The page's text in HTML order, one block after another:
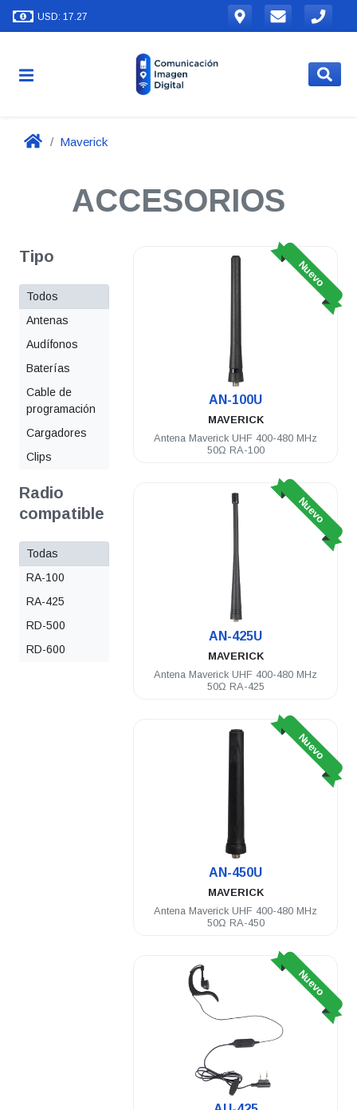
USD: 17.27
Maverick
ACCESORIOS
Tipo
Todos
Antenas
Audífonos
Baterías
Cable de
programación
Cargadores
Clips
Radio
compatible
Todas
RA-100
RA-425
RD-500
RD-600
Nuevo
AN-100U
MAVERICK
Antena Maverick UHF 400-480 MHz
50Ω RA-100
Nuevo
AN-425U
MAVERICK
Antena Maverick UHF 400-480 MHz
50Ω RA-425
Nuevo
AN-450U
MAVERICK
Antena Maverick UHF 400-480 MHz
50Ω RA-450
Nuevo